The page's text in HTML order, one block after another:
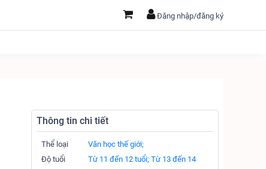
Đăng nhập/đăng ký
Thông tin chi tiết
Thể loại
Văn học thế giới;
Độ tuổi
Từ 11 đến 12 tuổi; Từ 13 đến 14